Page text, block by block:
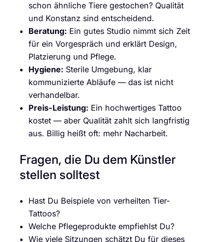
schon ähnliche Tiere gestochen? Qualität
und Konstanz sind entscheidend.
Beratung: Ein gutes Studio nimmt sich Zeit
für ein Vorgespräch und erklärt Design,
Platzierung und Pflege.
Hygiene: Sterile Umgebung, klar
kommunizierte Abläufe — das ist nicht
verhandelbar.
Preis-Leistung: Ein hochwertiges Tattoo
kostet — aber Qualität zahlt sich langfristig
aus. Billig heißt oft: mehr Nacharbeit.
Fragen, die Du dem Künstler
stellen solltest
Hast Du Beispiele von verheilten Tier-
Tattoos?
Welche Pflegeprodukte empfiehlst Du?
Wie viele Sitzungen schätzt Du für dieses